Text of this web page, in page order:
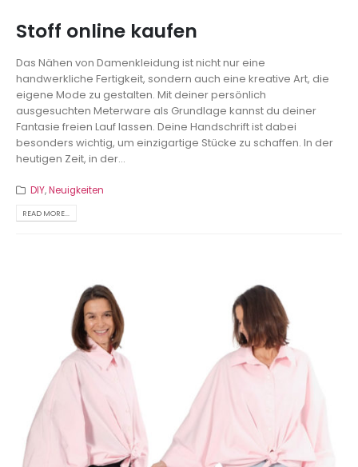
Stoff online kaufen
Das Nähen von Damenkleidung ist nicht nur eine
handwerkliche Fertigkeit, sondern auch eine kreative Art, die
eigene Mode zu gestalten. Mit deiner persönlich
ausgesuchten Meterware als Grundlage kannst du deiner
Fantasie freien Lauf lassen. Deine Handschrift ist dabei
besonders wichtig, um einzigartige Stücke zu schaffen. In der
heutigen Zeit, in der...
DIY,Neuigkeiten
READ MORE...